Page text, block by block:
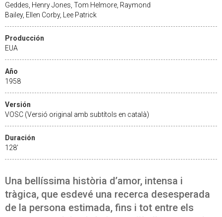
Geddes, Henry Jones, Tom Helmore, Raymond
Bailey, Ellen Corby, Lee Patrick
Producción
EUA
Año
1958
Versión
VOSC (Versió original amb subtítols en català)
Duración
128'
Una bellíssima història d’amor, intensa i
tràgica, que esdevé una recerca desesperada
de la persona estimada, fins i tot entre els